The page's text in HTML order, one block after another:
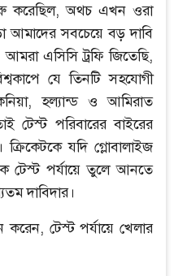
করেছিল, অথচ এখন ওরা
আমাদের সবচেয়ে বড় দাবি
এসিসি ট্রফি জিতেছি,
যে তিনটি সহযোগী
হল্যান্ড ও আমিরাত
টেস্ট পরিবারের বাইরের
যদি গ্লোবালাইজ
পর্যায়ে তুলে আনতে
দাবিদার।
টেস্ট পর্যায়ে খেলার